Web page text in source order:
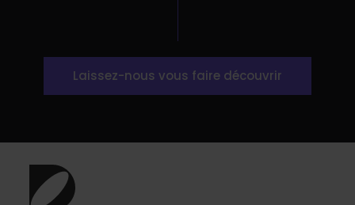
Laissez-nous vous faire découvrir